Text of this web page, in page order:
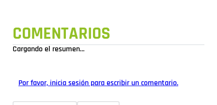
COMENTARIOS
Cargando el resumen…
Por favor, inicia sesión para escribir un comentario.